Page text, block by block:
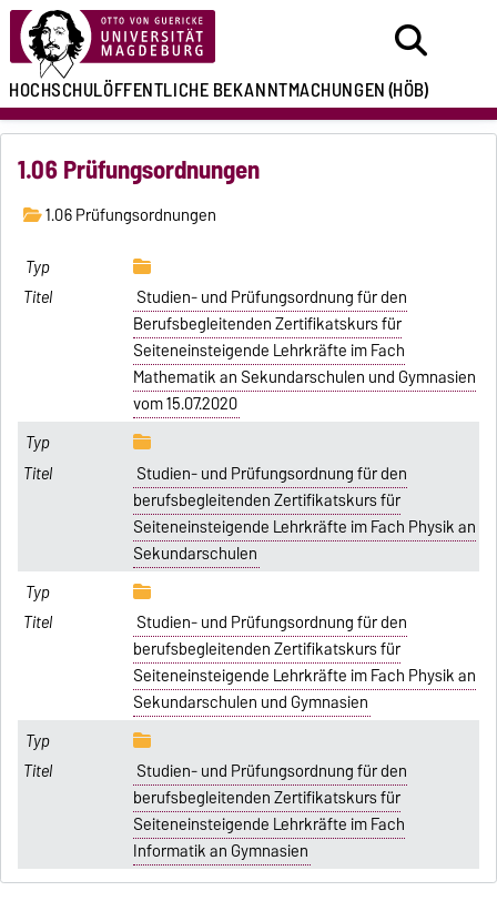
HOCHSCHULÖFFENTLICHEBEKANNTMACHUNGEN(HÖB)
1.06 Prüfungsordnungen
1.06 Prüfungsordnungen
Studien- und Prüfungsordnung für den
Berufsbegleitenden Zertifikatskurs für
Seiteneinsteigende Lehrkräfte im Fach
Mathematik an Sekundarschulen und Gymnasien
vom 15.07.2020
Studien- und Prüfungsordnung für den
berufsbegleitenden Zertifikatskurs für
Seiteneinsteigende Lehrkräfte im Fach Physik an
Sekundarschulen
Studien- und Prüfungsordnung für den
berufsbegleitenden Zertifikatskurs für
Seiteneinsteigende Lehrkräfte im Fach Physik an
Sekundarschulen und Gymnasien
Studien- und Prüfungsordnung für den
berufsbegleitenden Zertifikatskurs für
Seiteneinsteigende Lehrkräfte im Fach
Informatik an Gymnasien